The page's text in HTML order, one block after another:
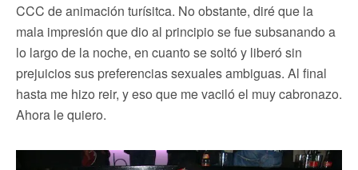
CCC de animación turísitca. No obstante, diré que la
mala impresión que dio al principio se fue subsanando a
lo largo de la noche, en cuanto se soltó y liberó sin
prejuicios sus preferencias sexuales ambiguas. Al final
hasta me hizo reir, y eso que me vaciló el muy cabronazo.
Ahora le quiero.